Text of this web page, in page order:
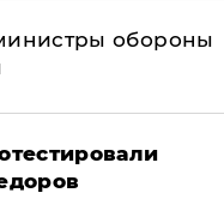
обороны